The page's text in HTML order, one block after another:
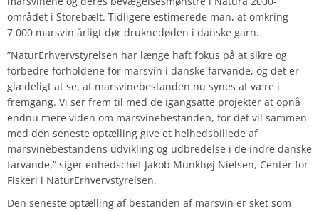
området i Storebælt. Tidligere estimerede man, at omkring
7.000 marsvin årligt dør druknedøden i danske garn.
”NaturErhvervstyrelsen har længe haft fokus på at sikre og
forbedre forholdene for marsvin i danske farvande, og det er
glædeligt at se, at marsvinebestanden nu synes at være i
fremgang. Vi ser frem til med de igangsatte projekter at opnå
endnu mere viden om marsvinebestanden, for det vil sammen
med den seneste optælling give et helhedsbillede af
marsvinebestandens udvikling og udbredelse i de indre danske
farvande,” siger enhedschef Jakob Munkhøj Nielsen, Center for
Fiskeri i NaturErhvervstyrelsen.
Den seneste optælling af bestanden af marsvin er sket som